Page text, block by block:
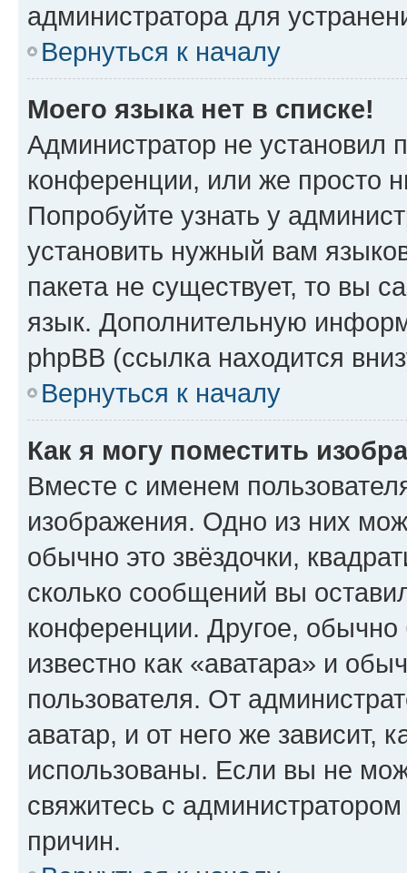
администратора для
Вернуться к началу
Моего языка нет в списке!
Администратор не установил
конференции, или же просто
Попробуйте узнать у
установить нужный вам
пакета не существует, то вы
язык. Дополнительную
phpBB (ссылка находится
Вернуться к началу
Как я могу поместить
Вместе с именем
изображения. Одно из них
обычно это звёздочки,
сколько сообщений вы
конференции. Другое,
известно как «аватара» и
пользователя. От
аватар, и от него же зависит,
использованы. Если вы не
свяжитесь с
причин.